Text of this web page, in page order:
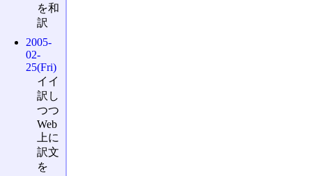
を和
訳
2005-
02-
25(Fri)
イイ
訳し
つつ
Web
上に
訳文
を